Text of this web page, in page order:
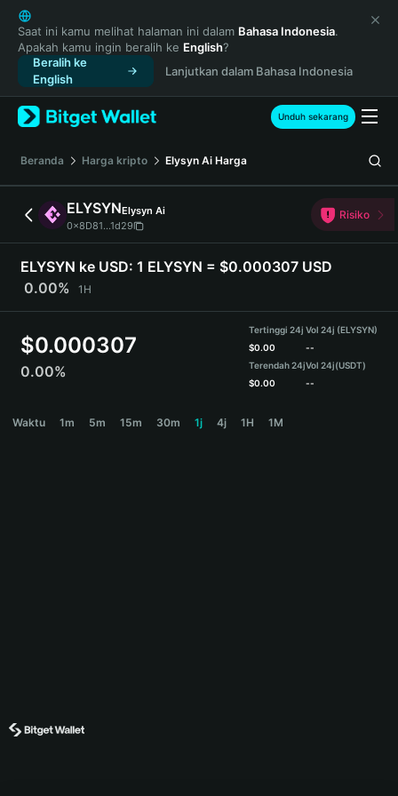
English
日本語
Tiếng Việt
Русский
Español (Latinoamérica)
Türkçe
Français
Deutsch
简体中文
繁體中文
Português (Portugal)
Bahasa Indonesia
ภาษาไทย
हिन्दी
Español
Português (Brasil)
Saat ini kamu melihat halaman ini dalam Bahasa Indonesia.
Apakah kamu ingin beralih ke English?
Beralih ke
English
Lanjutkan dalam Bahasa Indonesia
Unduh sekarang
Beranda Harga kripto Elysyn Ai Harga
ELYSYNElysyn Ai
0x8D81...1d29
Risiko
ELYSYN ke USD: 1 ELYSYN = $0.000307 USD
0.00%
1H
$0.000307
0.00%
Tertinggi 24j
$0.00
Terendah 24j
$0.00
Vol 24j (ELYSYN)
--
Vol 24j(USDT)
--
Waktu 1m 5m 15m 30m 1j 4j 1H 1M